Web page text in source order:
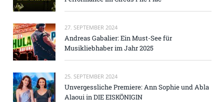
27. SEPTEMBER 2024
Andreas Gabalier: Ein Must-See für
Musikliebhaber im Jahr 2025
25. SEPTEMBER 2024
Unvergessliche Premiere: Ann Sophie und Abla
Alaoui in DIE EISKÖNIGIN